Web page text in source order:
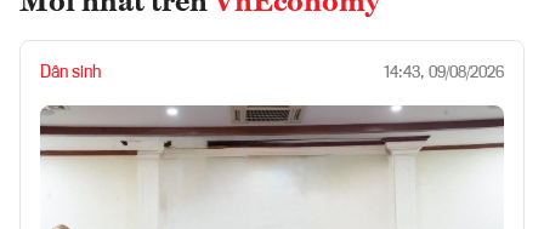
Dân sinh 14:43, 09/08/2026